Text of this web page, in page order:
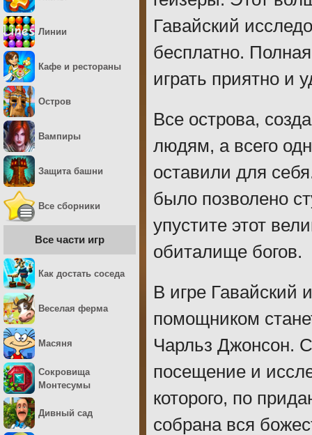
Гавайский
бесплатно.
играть приятно и
Все острова,
людям, а всего
оставили для
было позволено
упустите этот
обиталище богов.
В игре Гавайский
помощником
Чарльз Джонсон. С
посещение и
которого, по
собрана вся
Линии
Кафе и рестораны
Остров
Вампиры
Защита башни
Все сборники
Все части игр
Как достать соседа
Веселая ферма
Масяня
Сокровища
Монтесумы
Дивный сад